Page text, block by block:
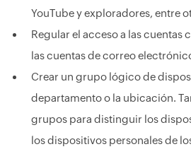
YouTube y exploradores, entre
Regular el acceso a las
las cuentas de correo
Crear un grupo lógico de
departamento o la ubicación.
grupos para distinguir los
los dispositivos personales de